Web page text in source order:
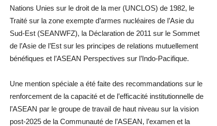
Nations Unies sur le droit de la mer (UNCLOS) de 1982, le
Traité sur la zone exempte d’armes nucléaires de l’Asie du
Sud-Est (SEANWFZ), la Déclaration de 2011 sur le Sommet
de l’Asie de l’Est sur les principes de relations mutuellement
bénéfiques et l’ASEAN Perspectives sur l’Indo-Pacifique.
Une mention spéciale a été faite des recommandations sur le
renforcement de la capacité et de l’efficacité institutionnelle de
l’ASEAN par le groupe de travail de haut niveau sur la vision
post-2025 de la Communauté de l’ASEAN, l’examen et la